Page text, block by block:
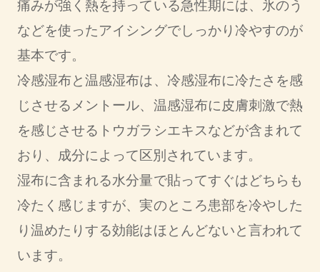
痛みが強く熱を持っている急性期には、氷のう
などを使ったアイシングでしっかり冷やすのが
基本です。
冷感湿布と温感湿布は、冷感湿布に冷たさを感
じさせるメントール、温感湿布に皮膚刺激で熱
を感じさせるトウガラシエキスなどが含まれて
おり、成分によって区別されています。
湿布に含まれる水分量で貼ってすぐはどちらも
冷たく感じますが、実のところ患部を冷やした
り温めたりする効能はほとんどないと言われて
います。